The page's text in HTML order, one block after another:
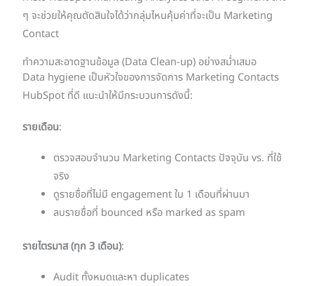
ๆ จะช่วยให้คุณตัดสินใจได้ว่ากลุ่มไหนคุ้มค่าที่จะเป็น Marketing
Contact
ทำความสะอาดฐานข้อมูล (Data Clean-up) อย่างสม่ำเสมอ
Data hygiene เป็นหัวใจของการจัดการ Marketing Contacts
HubSpot ที่ดี แนะนำให้มีกระบวนการดังนี้:
รายเดือน:
ตรวจสอบจำนวน Marketing Contacts ปัจจุบัน vs. ที่ใช้
จริง
ดูรายชื่อที่ไม่มี engagement ใน 1 เดือนที่ผ่านมา
ลบรายชื่อที่ bounced หรือ marked as spam
รายไตรมาส (ทุก 3 เดือน):
Audit ทั้งหมดและหา duplicates